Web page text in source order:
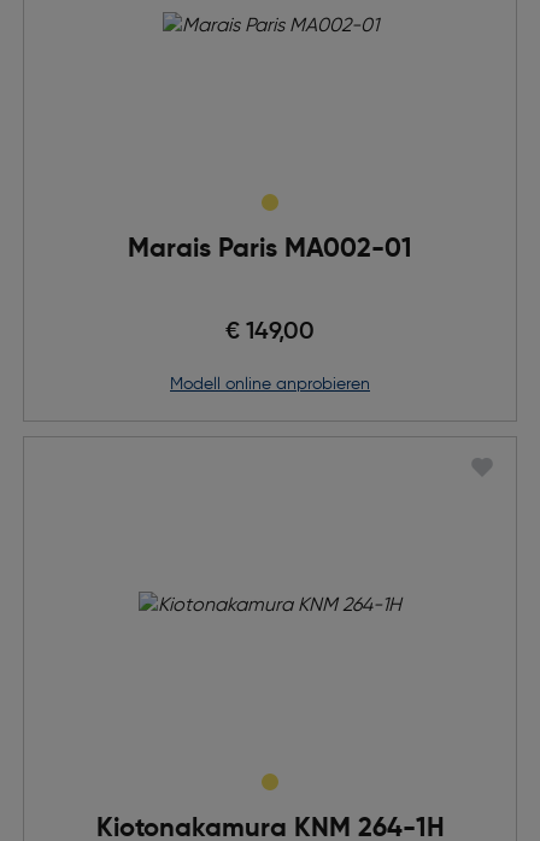
Marais Paris MA002-01
€ 149,00
Modell online anprobieren
Kiotonakamura KNM 264-1H